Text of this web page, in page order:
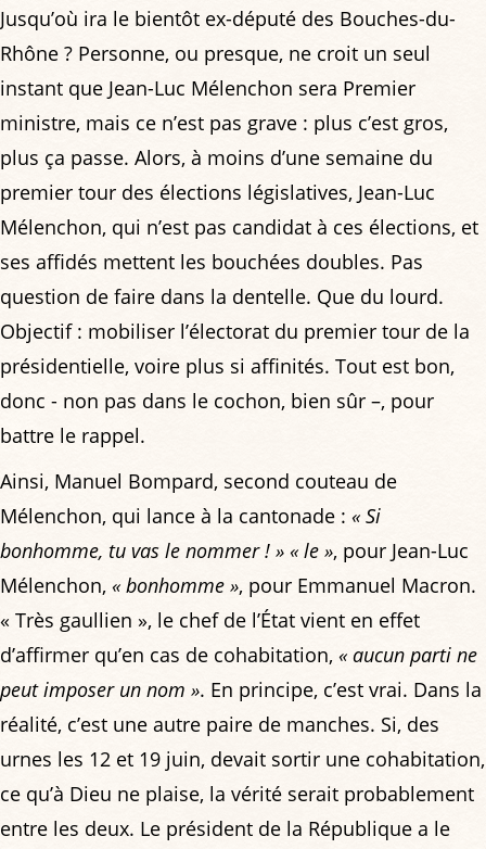
Jusqu’où ira le bientôt ex-député des Bouches-du-
Rhône ? Personne, ou presque, ne croit un seul
instant que Jean-Luc Mélenchon sera Premier
ministre, mais ce n’est pas grave : plus c’est gros,
plus ça passe. Alors, à moins d’une semaine du
premier tour des élections législatives, Jean-Luc
Mélenchon, qui n’est pas candidat à ces élections, et
ses affidés mettent les bouchées doubles. Pas
question de faire dans la dentelle. Que du lourd.
Objectif : mobiliser l’électorat du premier tour de la
présidentielle, voire plus si affinités. Tout est bon,
donc - non pas dans le cochon, bien sûr –, pour
battre le rappel.
Ainsi, Manuel Bompard, second couteau de
Mélenchon, qui lance à la cantonade : « Si
bonhomme, tu vas le nommer ! » « le », pour Jean-Luc
Mélenchon, « bonhomme », pour Emmanuel Macron.
« Très gaullien », le chef de l’État vient en effet
d’affirmer qu’en cas de cohabitation, « aucun parti ne
peut imposer un nom ». En principe, c’est vrai. Dans la
réalité, c’est une autre paire de manches. Si, des
urnes les 12 et 19 juin, devait sortir une cohabitation,
ce qu’à Dieu ne plaise, la vérité serait probablement
entre les deux. Le président de la République a le